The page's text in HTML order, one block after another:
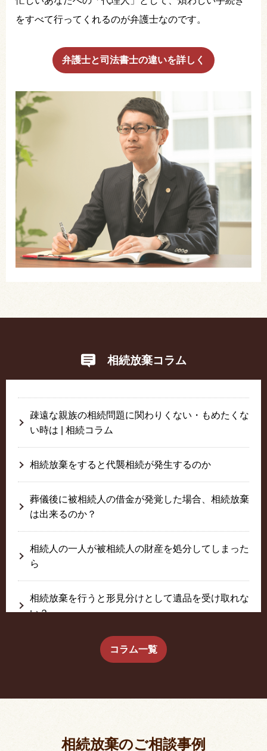
をすべて行ってくれるのが弁護士なのです。
弁護士と司法書士の違いを詳しく
相続放棄コラム
疎遠な親族の相続問題に関わりくない・もめたくな
い時は | 相続コラム
相続放棄をすると代襲相続が発生するのか
葬儀後に被相続人の借金が発覚した場合、相続放棄
は出来るのか？
相続人の一人が被相続人の財産を処分してしまった
ら
相続放棄を行うと形見分けとして遺品を受け取れな
い？
生前に相続放棄すると約束した念書は有効か？
コラム一覧
相続放棄のご相談事例